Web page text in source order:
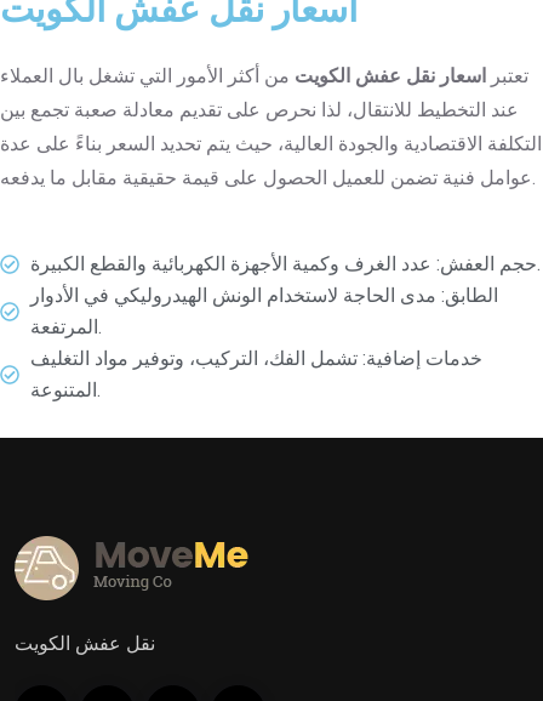
اسعار نقل عفش الكويت
تعتبر اسعار نقل عفش الكويت من أكثر الأمور التي تشغل بال العملاء
عند التخطيط للانتقال، لذا نحرص على تقديم معادلة صعبة تجمع بين
التكلفة الاقتصادية والجودة العالية، حيث يتم تحديد السعر بناءً على عدة
عوامل فنية تضمن للعميل الحصول على قيمة حقيقية مقابل ما يدفعه.
حجم العفش: عدد الغرف وكمية الأجهزة الكهربائية والقطع الكبيرة.
الطابق: مدى الحاجة لاستخدام الونش الهيدروليكي في الأدوار
المرتفعة.
خدمات إضافية: تشمل الفك، التركيب، وتوفير مواد التغليف
المتنوعة.
نقل عفش الكويت